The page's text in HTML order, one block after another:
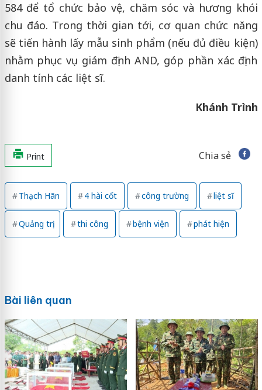
584 để tổ chức bảo vệ, chăm sóc và hương khói
chu đáo. Trong thời gian tới, cơ quan chức năng
sẽ tiến hành lấy mẫu sinh phẩm (nếu đủ điều kiện)
nhằm phục vụ giám định AND, góp phần xác định
danh tính các liệt sĩ.
Khánh Trình
Print Chia sẻ
Thạch Hãn 4 hài cốt công trường liệt sĩ
Quảng trị thi công bệnh viện phát hiện
Bài liên quan